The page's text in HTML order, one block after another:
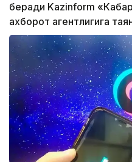
беради Kazinform
ахборот агентлигига